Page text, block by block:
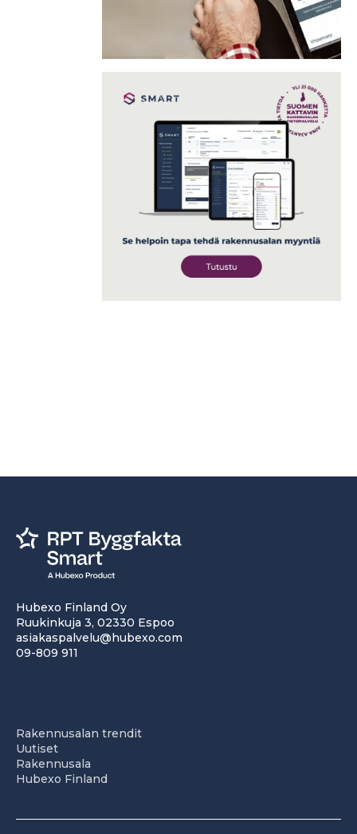
Hubexo Finland Oy
Ruukinkuja 3, 02330 Espoo
asiakaspalvelu@hubexo.com
09-809 911
Rakennusalan trendit
Uutiset
Rakennusala
Hubexo Finland